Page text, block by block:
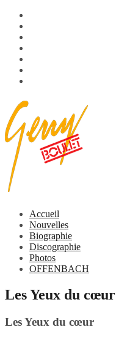
Aller
contenu
Accueil
Nouvelles
Biographie
Discographie
Photos
OFFENBACH
Les Yeux du cœur
Les Yeux du cœur